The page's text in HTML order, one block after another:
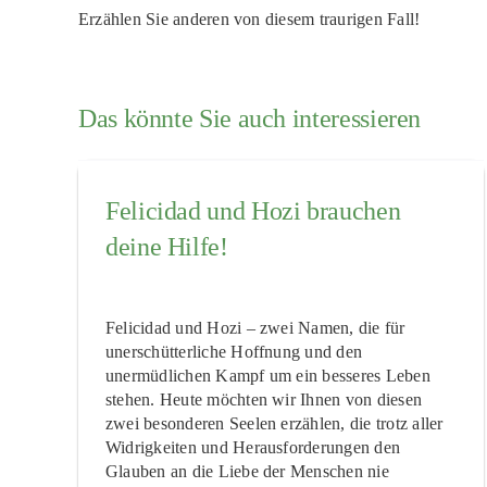
Erzählen Sie anderen von diesem traurigen Fall!
Das könnte Sie auch interessieren
Felicidad und Hozi brauchen
deine Hilfe!
Felicidad und Hozi – zwei Namen, die für
unerschütterliche Hoffnung und den
unermüdlichen Kampf um ein besseres Leben
stehen. Heute möchten wir Ihnen von diesen
zwei besonderen Seelen erzählen, die trotz aller
Widrigkeiten und Herausforderungen den
Glauben an die Liebe der Menschen nie